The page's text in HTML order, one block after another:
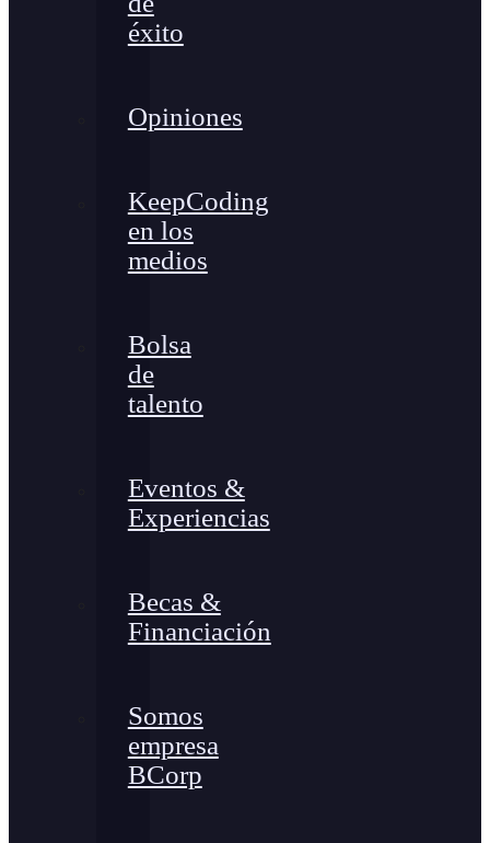
éxito
Opiniones
KeepCoding
en los
medios
Bolsa
de
talento
Eventos &
Experiencias
Becas &
Financiación
Somos
empresa
BCorp